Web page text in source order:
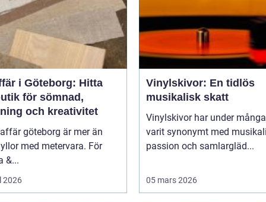
i Göteborg: Hitta
för sömnad,
och kreativitet
göteborg är mer än
med metervara. För
&...
2026
Vinylskivor: En tidlös
musikalisk skatt
Vinylskivor har under
varit synonymt med
passion och samlargläd...
05 mars 2026